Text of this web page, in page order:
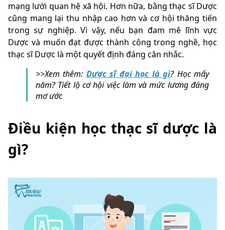
mạng lưới quan hệ xã hội. Hơn nữa, bằng thạc sĩ Dược
cũng mang lại thu nhập cao hơn và cơ hội thăng tiến
trong sự nghiệp. Vì vậy, nếu bạn đam mê lĩnh vực
Dược và muốn đạt được thành công trong nghề, học
thạc sĩ Dược là một quyết định đáng cân nhắc.
>>Xem thêm: Dược sĩ đại học là gì? Học mấy
năm? Tiết lộ cơ hội việc làm và mức lương đáng
mơ ước
Điều kiện học thạc sĩ dược là
gì?